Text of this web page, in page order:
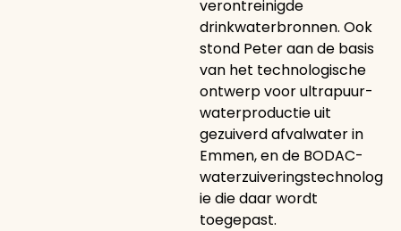
verontreinigde
drinkwaterbronnen. Ook
stond Peter aan de basis
van het technologische
ontwerp voor ultrapuur-
waterproductie uit
gezuiverd afvalwater in
Emmen, en de BODAC-
waterzuiveringstechnolog
ie die daar wordt
toegepast.